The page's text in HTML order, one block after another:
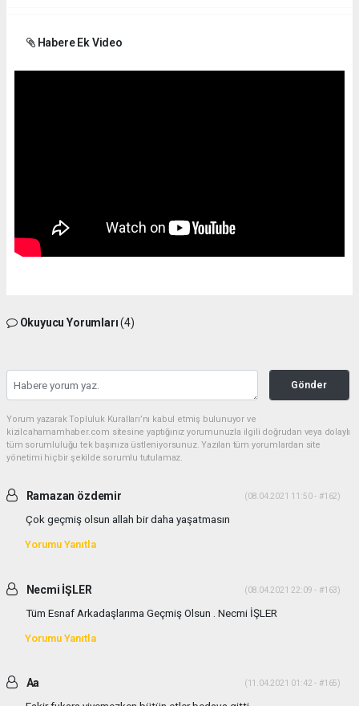
Habere Ek Video
Okuyucu Yorumları(4)
Gönder
Yorum yazarak Topluluk Kuralları’nı kabul etmiş bulunuyor ve
kizilcahamamhaber.com sitesine yaptığınız yorumunuzla ilgili doğrudan veya dolaylı
tüm sorumluluğu tek başınıza üstleniyorsunuz. Yazılan tüm yorumlardan site
yönetimi hiçbir şekilde sorumlu tutulamaz.
Ramazan özdemir (08.04.2021 11:50 - #162)
Çok geçmiş olsun allah bir daha yaşatmasın
Yorumu Yanıtla
Necmi İŞLER (08.04.2021 22:09 - #163)
Tüm Esnaf Arkadaşlarıma Geçmiş Olsun . Necmi İŞLER
Yorumu Yanıtla
Aa (11.04.2021 01:42 - #165)